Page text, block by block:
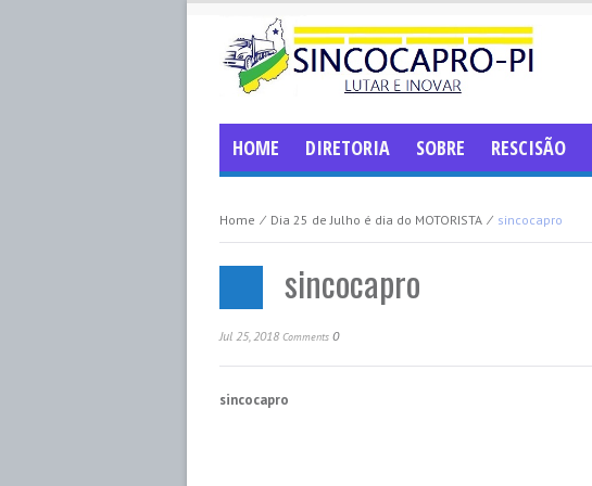
HOME DIRETORIA SOBRE RESCISÃO
Home ⁄ Dia 25 de Julho é dia do MOTORISTA ⁄ sincocapro
sincocapro
Jul 25, 2018 Comments 0
sincocapro